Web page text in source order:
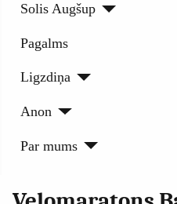
Solis Augšup
Pagalms
Ligzdiņa
Anon
Par mums